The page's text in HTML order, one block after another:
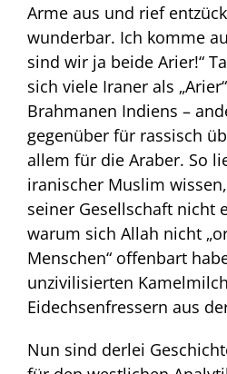
Arme aus und rief
wunderbar. Ich komme
sind wir ja beide Arier!“
sich viele Iraner als
Brahmanen Indiens –
gegenüber für rassisch
allem für die Araber. So
iranischer Muslim
seiner Gesellschaft nicht
warum sich Allah nicht
Menschen“ offenbart
unzivilisierten
Eidechsenfressern aus
Nun sind derlei